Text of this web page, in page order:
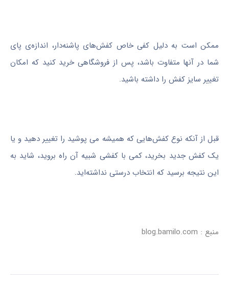
ممکن است به دلیل کفی خاص کفش‌های پاشنه‌دار، اندازه‌ی پای
شما در آنها متفاوت باشد، پس از فروشگاهی خرید کنید که امکان
تغییر سایز کفش را داشته باشید.
قبل از آنکه نوع کفش‌هایی که همیشه می پوشید را تغییر دهید و یا
یک کفش جدید بخرید، کمی با کفشی شبیه آن راه بروید، شاید به
این نتیجه برسید که انتخاب درستی نداشته‌اید.
منبع : blog.bamilo.com